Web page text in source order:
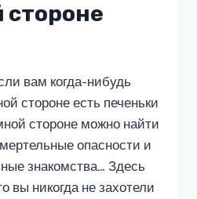
стороне
вам когда-нибудь
стороне есть печеньки
стороне можно найти
опасности и
знакомства… Здесь
вы никогда не захотели